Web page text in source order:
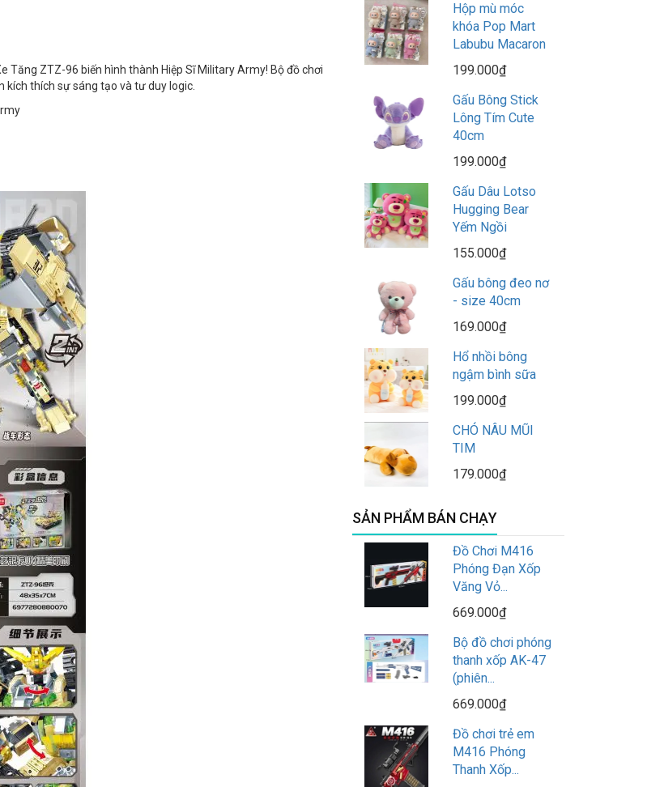
Tăng ZTZ-96 biến hình thành Hiệp Sĩ Military Army! Bộ đồ chơi
kích thích sự sáng tạo và tư duy logic.
Hộp mù móc
khóa Pop Mart
Labubu Macaron
199.000₫
Gấu Bông Stick
Lông Tím Cute
40cm
199.000₫
Gấu Dâu Lotso
Hugging Bear
Yếm Ngồi
155.000₫
Gấu bông đeo nơ
- size 40cm
169.000₫
Hổ nhồi bông
ngậm bình sữa
199.000₫
CHÓ NÂU MŨI
TIM
179.000₫
SẢN PHẨM BÁN CHẠY
Đồ Chơi M416
Phóng Đạn Xốp
Văng Vỏ...
669.000₫
Bộ đồ chơi phóng
thanh xốp AK-47
(phiên...
669.000₫
Đồ chơi trẻ em
M416 Phóng
Thanh Xốp...